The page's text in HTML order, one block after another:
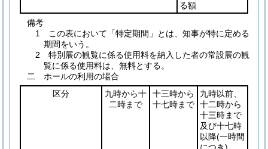
る額
備考
1 この表において「特定期間」とは、知事が特に定める
期間をいう。
2 特別展の観覧に係る使用料を納入した者の常設展の観
覧に係る使用料は、無料とする。
二 ホールの利用の場合
区分
九時から十
二時まで
十三時から
十七時まで
九時以前、
十二時から
十三時まで
及び十七時
以降(一時間